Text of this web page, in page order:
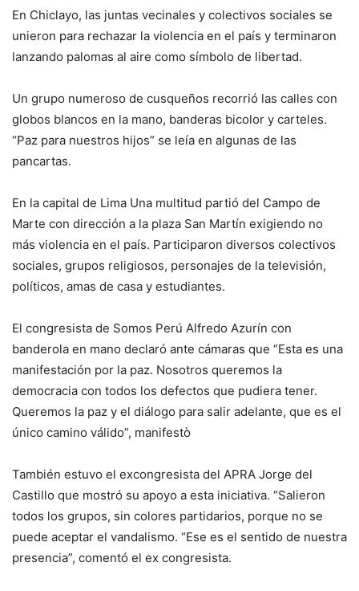
En Chiclayo, las juntas vecinales y colectivos sociales se
unieron para rechazar la violencia en el país y terminaron
lanzando palomas al aire como símbolo de libertad.
Un grupo numeroso de cusqueños recorrió las calles con
globos blancos en la mano, banderas bicolor y carteles.
“Paz para nuestros hijos” se leía en algunas de las
pancartas.
En la capital de Lima Una multitud partió del Campo de
Marte con dirección a la plaza San Martín exigiendo no
más violencia en el país. Participaron diversos colectivos
sociales, grupos religiosos, personajes de la televisión,
políticos, amas de casa y estudiantes.
El congresista de Somos Perú Alfredo Azurín con
banderola en mano declaró ante cámaras que “Esta es una
manifestación por la paz. Nosotros queremos la
democracia con todos los defectos que pudiera tener.
Queremos la paz y el diálogo para salir adelante, que es el
único camino válido”, manifestò
También estuvo el excongresista del APRA Jorge del
Castillo que mostró su apoyo a esta iniciativa. “Salieron
todos los grupos, sin colores partidarios, porque no se
puede aceptar el vandalismo. “Ese es el sentido de nuestra
presencia”, comentó el ex congresista.